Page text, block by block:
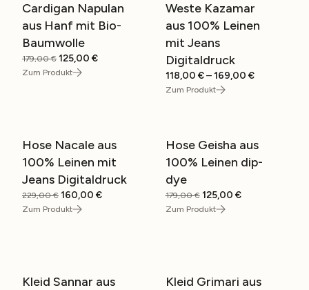
SALE
Cardigan Napulan
aus Hanf mit Bio-
Baumwolle
179,00€ Ursprünglicher
Preis
125,00 €Aktueller
Zum Produkt
SALE
Weste Kazamar
aus 100% Leinen
mit Jeans
Digitaldruck
118,00 € –169,00 €Preisspanne:
Zum Produkt
SALE
Hose Nacale aus
100% Leinen mit
Jeans Digitaldruck
229,00€ Ursprünglicher
Preis
160,00 €Aktueller
Zum Produkt
SALE
Hose Geisha aus
100% Leinen dip-
dye
179,00€ Ursprünglicher
Preis
125,00 €Aktueller
Zum Produkt
SALE
Kleid Sannar aus
SALE
Kleid Grimari aus